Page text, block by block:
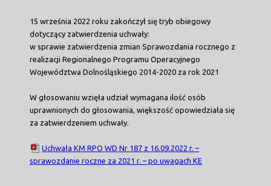
15 września 2022 roku zakończył się tryb obiegowy
dotyczący zatwierdzenia uchwały:
w sprawie zatwierdzenia zmian Sprawozdania rocznego z
realizacji Regionalnego Programu Operacyjnego
Województwa Dolnośląskiego 2014-2020 za rok 2021
W głosowaniu wzięła udział wymagana ilość osób
uprawnionych do głosowania, większość opowiedziała się
za zatwierdzeniem uchwały.
Uchwała KM RPO WD Nr 187 z 16.09.2022 r. –
sprawozdanie roczne za 2021 r. – po uwagach KE